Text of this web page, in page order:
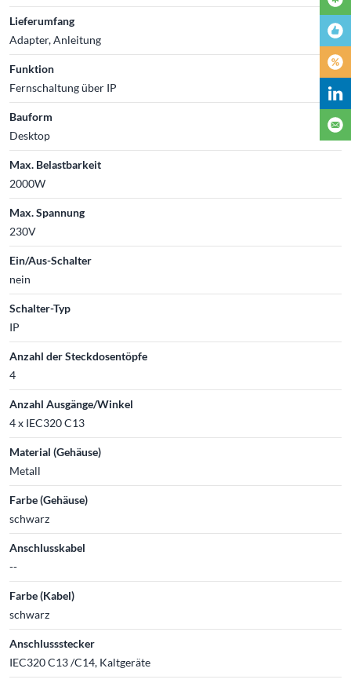
Lieferumfang
Adapter, Anleitung
Funktion
Fernschaltung über IP
Bauform
Desktop
Max. Belastbarkeit
2000W
Max. Spannung
230V
Ein/Aus-Schalter
nein
Schalter-Typ
IP
Anzahl der Steckdosentöpfe
4
Anzahl Ausgänge/Winkel
4 x IEC320 C13
Material (Gehäuse)
Metall
Farbe (Gehäuse)
schwarz
Anschlusskabel
--
Farbe (Kabel)
schwarz
Anschlussstecker
IEC320 C13 /C14, Kaltgeräte